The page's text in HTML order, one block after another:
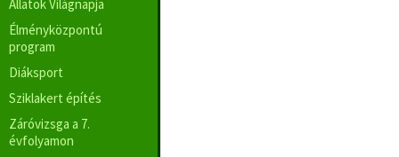
Állatok Világnapja
Élményközpontú
program
Diáksport
Sziklakert építés
Záróvizsga a 7.
évfolyamon